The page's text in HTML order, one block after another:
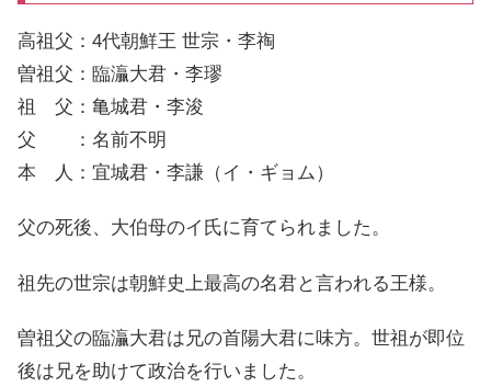
高祖父：4代朝鮮王 世宗・李祹
曽祖父：臨灜大君・李璆
祖 父：亀城君・李浚
父 ：名前不明
本 人：宜城君・李謙（イ・ギョム）
父の死後、大伯母のイ氏に育てられました。
祖先の世宗は朝鮮史上最高の名君と言われる王様。
曽祖父の臨灜大君は兄の首陽大君に味方。世祖が即位
後は兄を助けて政治を行いました。